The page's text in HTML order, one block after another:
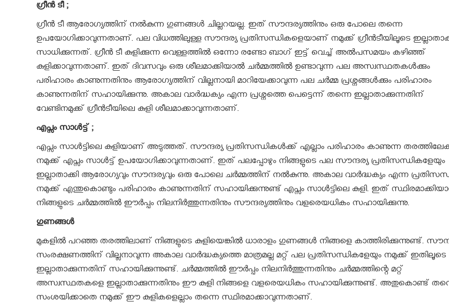
ഗ്രീൻ ടീ ;
ഗ്രീൻ ടീ ആരോഗ്യത്തിന് നല്‍കുന്ന ഗുണങ്ങള്‍ ചില്ലറയല്ല. ഇത് സൗന്ദര്യത്തിനും ഒരു പോലെ തന്നെ
ഉപയോഗിക്കാവുന്നതാണ്. പല വിധത്തിലുള്ള സൗന്ദര്യ പ്രതിസന്ധികളെയാണ് നമുക്ക് ഗ്രീൻടീയിലൂടെ
സാധിക്കുന്നത്. ഗ്രീൻ ടീ കുളിക്കുന്ന വെള്ളത്തിൽ ഒന്നോ രണ്ടോ ബാഗ് ഇട്ട് വെച്ച് അൽപസമയം കഴിഞ്ഞ്
കുളിക്കാവുന്നതാണ്. ഇത് ദിവസവും ഒരു ശീലമാക്കിയാൽ ചർമ്മത്തിൽ ഉണ്ടാവുന്ന പല അസ്വസ്ഥതകൾക്കും
പരിഹാരം കാണുന്നതിനും ആരോഗ്യത്തിന് വില്ലനായി മാറിയേക്കാവുന്ന പല ചർമ്മ പ്രശ്നങ്ങൾക്കും പരിഹാരം
കാണുന്നതിന് സഹായിക്കുന്നു. അകാല വാര്‍ദ്ധക്യം എന്ന പ്രശ്നത്തെ പെട്ടെന്ന് തന്നെ ഇല്ലാതാക്കുന്നതിന്
വേണ്ടിനമുക്ക് ഗ്രീൻടീയിലെ കുളി ശീലമാക്കാവുന്നതാണ്.
എപ്സം സാൾട്ട് ;
എപ്സം സാൾട്ടിലെ കുളിയാണ് അടുത്തത്. സൗന്ദര്യ പ്രതിസന്ധികൾക്ക് എല്ലാം പരിഹാരം കാണുന്ന
നമുക്ക് എപ്സം സാൾട്ട് ഉപയോഗിക്കാവുന്നതാണ്. ഇത് പലപ്പോഴും നിങ്ങളുടെ പല സൗന്ദര്യ പ്രതിസന്ധികളേയും
ഇല്ലാതാക്കി ആരോഗ്യവും സൗന്ദര്യവും ഒരു പോലെ ചർമ്മത്തിന് നൽകുന്നു. അകാല വാർദ്ധക്യം എന്ന
നമുക്ക് എന്തുകൊണ്ടും പരിഹാരം കാണുന്നതിന് സഹായിക്കുന്നുണ്ട് എപ്സം സാൾട്ടിലെ കുളി. ഇത്
നിങ്ങളുടെ ചർമ്മത്തിൽ ഈർപ്പം നിലനിർത്തുന്നതിനും സൗന്ദര്യത്തിനും വളരെയധികം സഹായിക്കുന്നു.
ഗുണങ്ങൾ
മുകളിൽ പറഞ്ഞ തരത്തിലാണ് നിങ്ങളുടെ കുളിയെങ്കിൽ ധാരാളം ഗുണങ്ങൾ നിങ്ങളെ കാത്തിരിക്കുന്നുണ്ട്.
സംരക്ഷണത്തിന് വില്ലനാവുന്ന അകാല വാർദ്ധക്യത്തെ മാത്രമല്ല മറ്റ് പല പ്രതിസന്ധികളേയും നമുക്ക് ഇതിലൂടെ
ഇല്ലാതാക്കുന്നതിന് സഹായിക്കുന്നുണ്ട്. ചർമ്മത്തിൽ ഈർപ്പം നിലനിർത്തുന്നതിനും ചർമ്മത്തിന്റെ മറ്റ്
അസ്വസ്ഥതകളെ ഇല്ലാതാക്കുന്നതിനും ഈ കുളി നിങ്ങളെ വളരെയധികം സഹായിക്കുന്നുണ്ട്. അതുകൊണ്ട്
സംശയിക്കാതെ നമുക്ക് ഈ കുളികളെല്ലാം തന്നെ സ്ഥിരമാക്കാവുന്നതാണ്.